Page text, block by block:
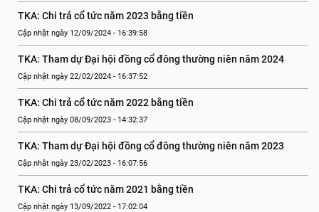
TKA: Chi trả cổ tức năm 2023 bằng tiền
Cập nhật ngày 12/09/2024 - 16:39:58
TKA: Tham dự Đại hội đồng cổ đông thường niên năm 2024
Cập nhật ngày 22/02/2024 - 16:37:52
TKA: Chi trả cổ tức năm 2022 bằng tiền
Cập nhật ngày 08/09/2023 - 14:32:37
TKA: Tham dự Đại hội đồng cổ đông thường niên năm 2023
Cập nhật ngày 23/02/2023 - 16:07:56
TKA: Chi trả cổ tức năm 2021 bằng tiền
Cập nhật ngày 13/09/2022 - 17:02:04